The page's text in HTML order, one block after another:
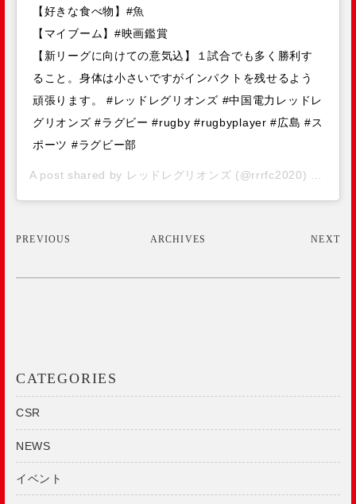
【好きな食べ物】#魚
【マイブーム】#映画鑑賞
【新リーグに向けての意気込】１試合でも多く勝利す
ること。身体は小さいですがインパクトを残せるよう
頑張ります。 #レッドレグリオンズ #中国電力レッドレ
グリオンズ #ラグビー #rugby #rugbyplayer #広島 #ス
ポーツ #ラグビー部
A post shared by レッドレグリオンズ (@rrrfc2020) on
PREVIOUS ARCHIVES NEXT
CATEGORIES
CSR
NEWS
イベント